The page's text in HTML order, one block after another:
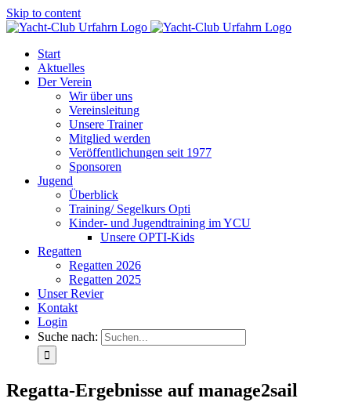
Skip to content
Start
Aktuelles
Der Verein
Wir über uns
Vereinsleitung
Unsere Trainer
Mitglied werden
Veröffentlichungen seit 1977
Sponsoren
Jugend
Überblick
Training/ Segelkurs Opti
Kinder- und Jugendtraining im YCU
Unsere OPTI-Kids
Regatten
Regatten 2026
Regatten 2025
Unser Revier
Kontakt
Login
Suche nach:
Regatta-Ergebnisse auf manage2sail